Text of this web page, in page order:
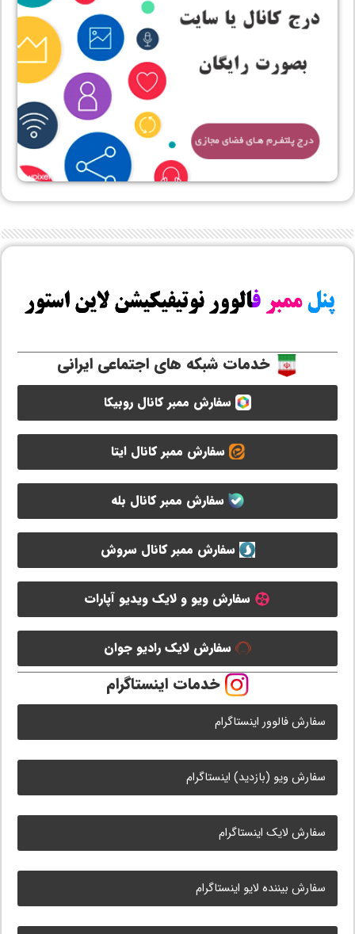
خدمات شبکه های اجتماعی ایرانی
سفارش ممبر کانال روبیکا
سفارش ممبر کانال ایتا
سفارش ممبر کانال بله
سفارش ممبر کانال سروش
سفارش ویو و لایک ویدیو آپارات
سفارش لایک رادیو جوان
خدمات اینستاگرام
سفارش فالوور اینستاگرام
سفارش ویو (بازدید) اینستاگرام
سفارش لایک اینستاگرام
سفارش بیننده لایو اینستاگرام